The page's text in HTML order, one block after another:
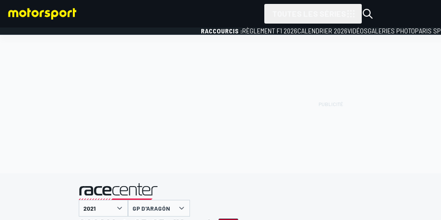
RACCOURCIS :RÈGLEMENT F1 2026CALENDRIER 2026VIDÉOSGALERIES PHOTOPARIS
présenté par
GP D'ARAGÓN